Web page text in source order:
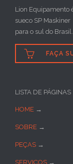
Lion Equipamento
sueco SP Maskiner
para o sul do Brasil.
 FAÇA
LISTA DE PÁGINAS
HOME →
SOBRE →
PEÇAS →
SERVIÇOS →